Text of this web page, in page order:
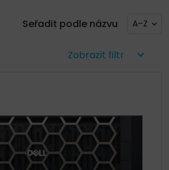
Seřadit podle názvu A–Z
Zobrazit filtr